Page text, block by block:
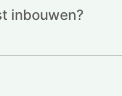
inbouwen?